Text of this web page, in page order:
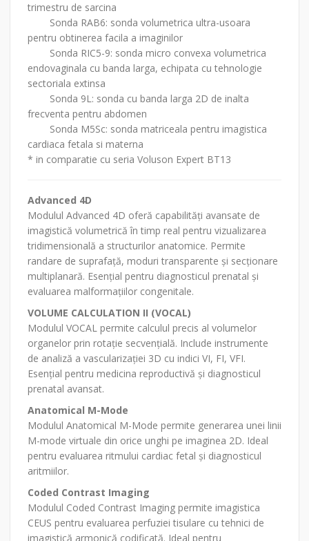
trimestru de sarcina
Sonda RAB6: sonda volumetrica ultra-usoara
pentru obtinerea facila a imaginilor
Sonda RIC5-9: sonda micro convexa volumetrica
endovaginala cu banda larga, echipata cu tehnologie
sectoriala extinsa
Sonda 9L: sonda cu banda larga 2D de inalta
frecventa pentru abdomen
Sonda M5Sc: sonda matriceala pentru imagistica
cardiaca fetala si materna
* in comparatie cu seria Voluson Expert BT13
Advanced 4D
Modulul Advanced 4D oferă capabilități avansate de
imagistică volumetrică în timp real pentru vizualizarea
tridimensională a structurilor anatomice. Permite
randare de suprafață, moduri transparente și secționare
multiplanară. Esențial pentru diagnosticul prenatal și
evaluarea malformațiilor congenitale.
VOLUME CALCULATION II (VOCAL)
Modulul VOCAL permite calculul precis al volumelor
organelor prin rotație secvențială. Include instrumente
de analiză a vascularizației 3D cu indici VI, FI, VFI.
Esențial pentru medicina reproductivă și diagnosticul
prenatal avansat.
Anatomical M-Mode
Modulul Anatomical M-Mode permite generarea unei linii
M-mode virtuale din orice unghi pe imaginea 2D. Ideal
pentru evaluarea ritmului cardiac fetal și diagnosticul
aritmiilor.
Coded Contrast Imaging
Modulul Coded Contrast Imaging permite imagistica
CEUS pentru evaluarea perfuziei tisulare cu tehnici de
imagistică armonică codificată. Ideal pentru